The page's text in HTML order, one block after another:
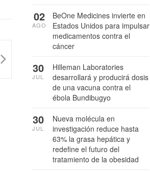
BeOne Medicines invierte en
Estados Unidos para impulsar
medicamentos contra el
cáncer
02
AGO
Hilleman Laboratories
desarrollará y producirá dosis
de una vacuna contra el
ébola Bundibugyo
30
JUL
Nueva molécula en
investigación reduce hasta
63% la grasa hepática y
redefine el futuro del
tratamiento de la obesidad
30
JUL